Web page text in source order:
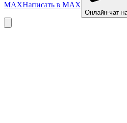
MAXНаписать в MAX
Онлайн-чат